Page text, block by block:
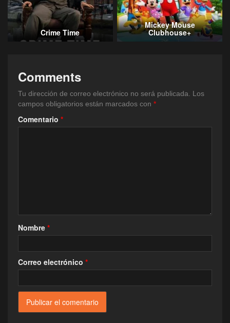
Crime Time
Mickey Mouse
Clubhouse+
Comments
Tu dirección de correo electrónico no será publicada.
Los
campos obligatorios están marcados con *
Comentario *
Nombre *
Correo electrónico *